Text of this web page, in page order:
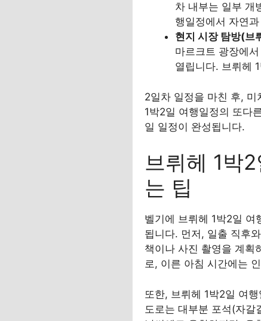
차 내부는 일부 개
행일정에서 자연
현지 시장 탐방(
마르크트 광장에
열립니다. 브뤼헤
2일차 일정을 마친 후,
1박2일 여행일정의 또다
일 일정이 완성됩니다.
브뤼헤 1박
는 팁
벨기에 브뤼헤 1박2일 여
됩니다. 먼저, 일출 직후
책이나 사진 촬영을 계획
로, 이른 아침 시간에는
또한, 브뤼헤 1박2일 여
도로는 대부분 포석(자